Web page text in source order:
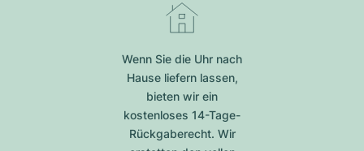
Wenn Sie die Uhr nach
Hause liefern lassen,
bieten wir ein
kostenloses 14-Tage-
Rückgaberecht. Wir